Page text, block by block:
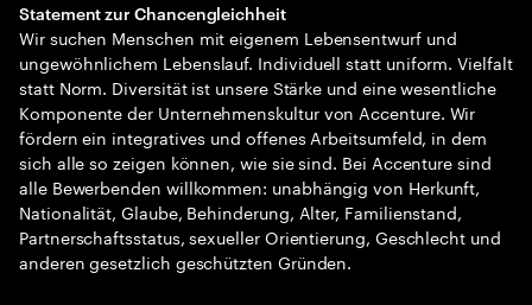
Statement zur Chancengleichheit
Wir suchen Menschen mit eigenem Lebensentwurf und
ungewöhnlichem Lebenslauf. Individuell statt uniform. Vielfalt
statt Norm. Diversität ist unsere Stärke und eine wesentliche
Komponente der Unternehmenskultur von Accenture. Wir
fördern ein integratives und offenes Arbeitsumfeld, in dem
sich alle so zeigen können, wie sie sind. Bei Accenture sind
alle Bewerbenden willkommen: unabhängig von Herkunft,
Nationalität, Glaube, Behinderung, Alter, Familienstand,
Partnerschaftsstatus, sexueller Orientierung, Geschlecht und
anderen gesetzlich geschützten Gründen.